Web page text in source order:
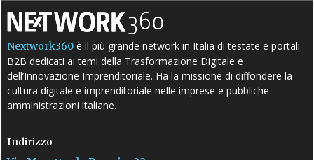
Nextwork360 è il più grande network in Italia di testate e portali
B2B dedicati ai temi della Trasformazione Digitale e
dell’Innovazione Imprenditoriale. Ha la missione di diffondere la
cultura digitale e imprenditoriale nelle imprese e pubbliche
amministrazioni italiane.
Indirizzo